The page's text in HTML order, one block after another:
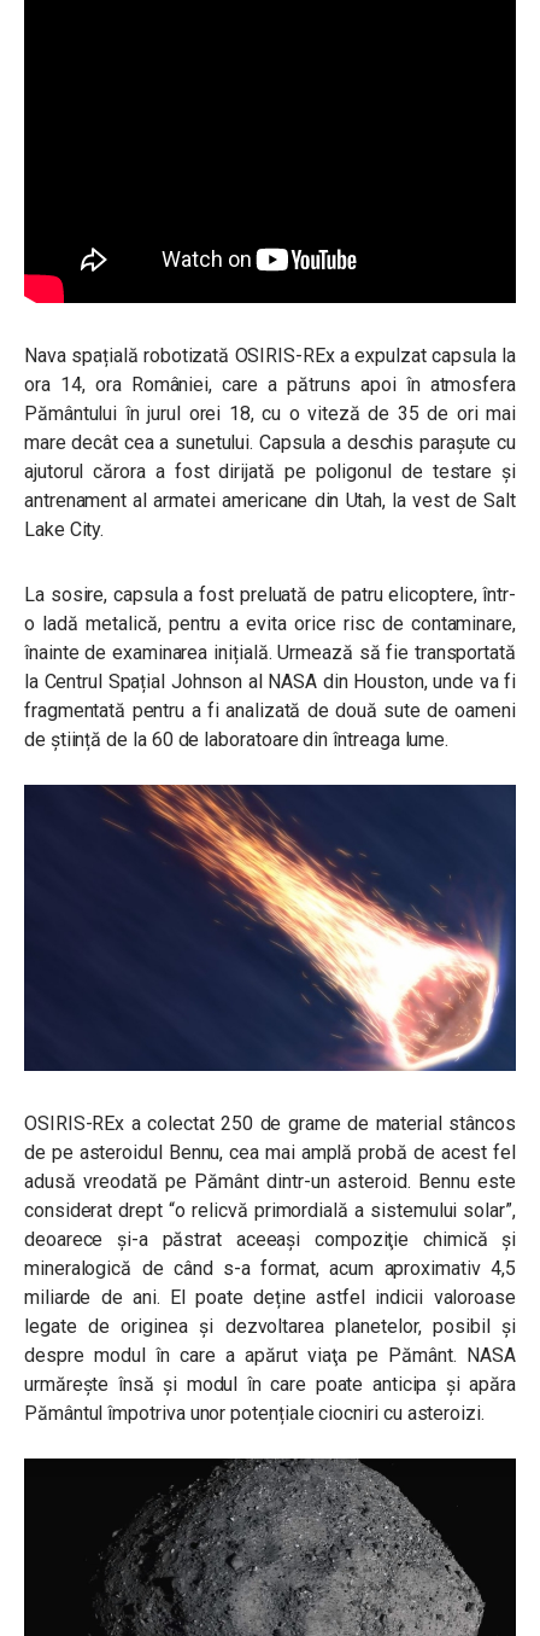
Nava spațială robotizată OSIRIS-REx a expulzat capsula la
ora 14, ora României, care a pătruns apoi în atmosfera
Pământului în jurul orei 18, cu o viteză de 35 de ori mai
mare decât cea a sunetului. Capsula a deschis paraşute cu
ajutorul cărora a fost dirijată pe poligonul de testare și
antrenament al armatei americane din Utah, la vest de Salt
Lake City.
La sosire, capsula a fost preluată de patru elicoptere, într-
o ladă metalică, pentru a evita orice risc de contaminare,
înainte de examinarea inițială. Urmează să fie transportată
la Centrul Spațial Johnson al NASA din Houston, unde va fi
fragmentată pentru a fi analizată de două sute de oameni
de știință de la 60 de laboratoare din întreaga lume.
OSIRIS-REx a colectat 250 de grame de material stâncos
de pe asteroidul Bennu, cea mai amplă probă de acest fel
adusă vreodată pe Pământ dintr-un asteroid. Bennu este
considerat drept “o relicvă primordială a sistemului solar”,
deoarece şi-a păstrat aceeaşi compoziţie chimică și
mineralogică de când s-a format, acum aproximativ 4,5
miliarde de ani. El poate deține astfel indicii valoroase
legate de originea și dezvoltarea planetelor, posibil şi
despre modul în care a apărut viaţa pe Pământ. NASA
urmărește însă și modul în care poate anticipa și apăra
Pământul împotriva unor potențiale ciocniri cu asteroizi.